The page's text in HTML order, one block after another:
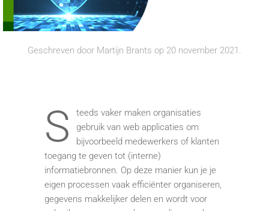
Geschreven door Martijn Brants op 20 november 2021 .
S
teeds vaker maken organisaties
gebruik van web applicaties om
bijvoorbeeld medewerkers of klanten
toegang te geven tot (interne)
informatiebronnen. Op deze manier kun je je
eigen processen vaak efficiënter organiseren,
gegevens makkelijker delen en wordt voor